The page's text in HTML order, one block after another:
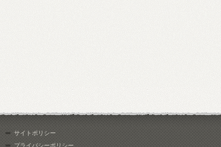
サイトポリシー
プライバシーポリシー